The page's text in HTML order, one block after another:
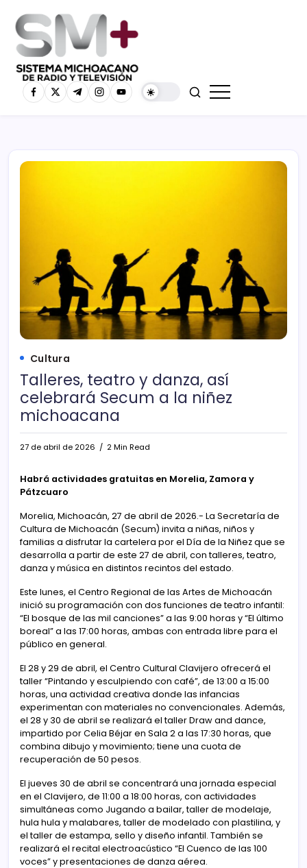
Cultura
Talleres, teatro y danza, así
celebrará Secum a la niñez
michoacana
27 de abril de 2026 2 Min Read
Habrá actividades gratuitas en Morelia, Zamora y
Pátzcuaro
Morelia, Michoacán, 27 de abril de 2026.- La Secretaría de
Cultura de Michoacán (Secum) invita a niñas, niños y
familias a disfrutar la cartelera por el Día de la Niñez que se
desarrolla a partir de este 27 de abril, con talleres, teatro,
danza y música en distintos recintos del estado.
Este lunes, el Centro Regional de las Artes de Michoacán
inició su programación con dos funciones de teatro infantil:
“El bosque de las mil canciones” a las 9:00 horas y “El último
boreal” a las 17:00 horas, ambas con entrada libre para el
público en general.
El 28 y 29 de abril, el Centro Cultural Clavijero ofrecerá el
taller “Pintando y esculpiendo con café”, de 13:00 a 15:00
horas, una actividad creativa donde las infancias
experimentan con materiales no convencionales. Además,
el 28 y 30 de abril se realizará el taller Draw and dance,
impartido por Celia Béjar en Sala 2 a las 17:30 horas, que
combina dibujo y movimiento; tiene una cuota de
recuperación de 50 pesos.
El jueves 30 de abril se concentrará una jornada especial
en el Clavijero, de 11:00 a 18:00 horas, con actividades
simultáneas como Jugando a bailar, taller de modelaje,
hula hula y malabares, taller de modelado con plastilina, y
el taller de estampa, sello y diseño infantil. También se
realizará el recital electroacústico “El Cuenco de las 100
voces” y presentaciones de danza aérea.